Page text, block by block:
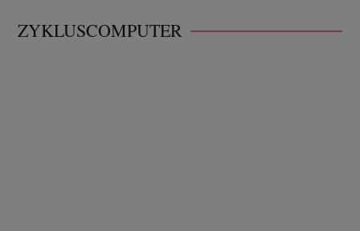
ZYKLUSCOMPUTER